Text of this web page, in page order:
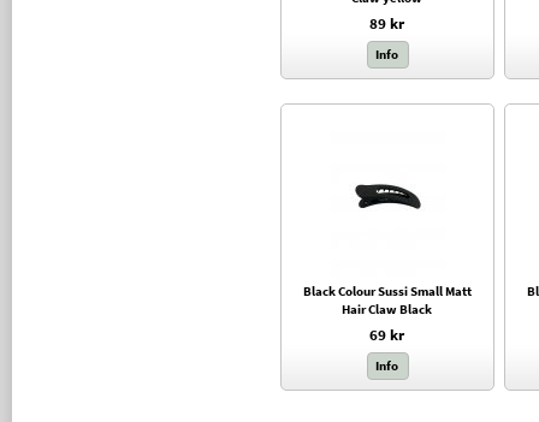
89 kr
Info
Black Colour Sussi Small Matt
Hair Claw Black
69 kr
Info